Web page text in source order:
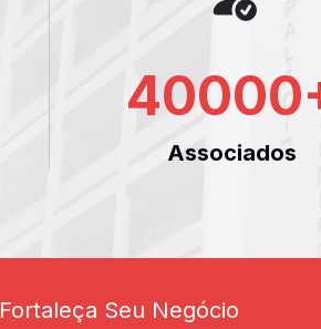
40000
Associados
Fortaleça Seu Negócio